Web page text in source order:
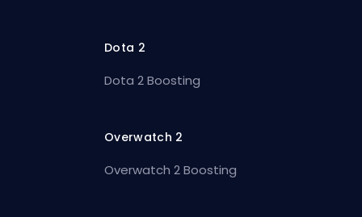
Dota 2
Dota 2 Boosting
Overwatch 2
Overwatch 2 Boosting